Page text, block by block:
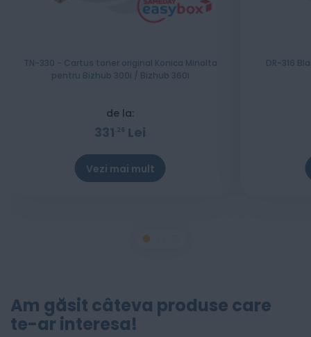
TN-330 - Cartus toner original Konica Minolta
pentru Bizhub 300i / Bizhub 360i
de la:
331 26 Lei
Vezi mai mult
DR-316
Am găsit câteva produse care
te-ar interesa!